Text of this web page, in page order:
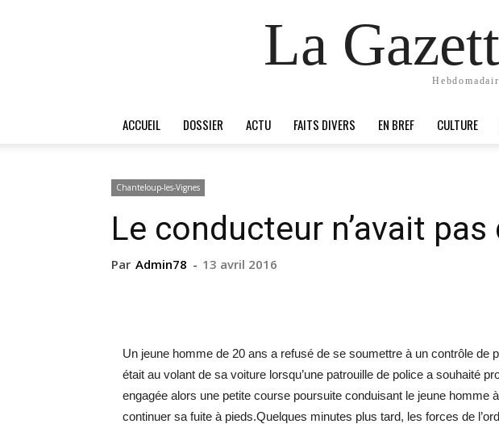
La
ACCUEIL DOSSIER ACTU FAITS DIVERS EN BREF CULTURE
Chanteloup-les-Vignes
Le conducteur n’avait
Par Admin78 - 13 avril 2016
Un jeune homme de 20 ans a refusé de se soumettre à un contrôle de
était au volant de sa voiture lorsqu’une patrouille de police a souhaité
engagée alors une petite course poursuite conduisant le jeune homme
continuer sa fuite à pieds.Quelques minutes plus tard, les forces de